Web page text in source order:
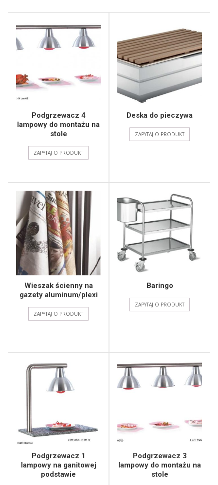
Podgrzewacz 4
lampowy do montażu na
stole
ZAPYTAJ O PRODUKT
Deska do pieczywa
ZAPYTAJ O PRODUKT
Wieszak ścienny na
gazety aluminum/plexi
ZAPYTAJ O PRODUKT
Baringo
ZAPYTAJ O PRODUKT
Podgrzewacz 1
lampowy na ganitowej
podstawie
Podgrzewacz 3
lampowy do montażu na
stole